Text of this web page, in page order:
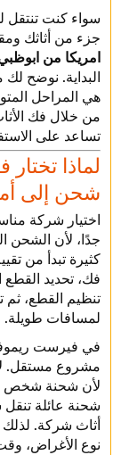
سواء كنت تنتقل
جزء من أثاثك
امريكا من
البداية. نوضح
هي المراحل
من خلال فك
تساعد على
لماذا
شحن إلى
اختيار شركة
جدًا، لأن الشحن
كثيرة تبدأ من
فك، تحديد القطع
تنظيم القطع، ثم
لمسافات طويلة.
في فيرست
مشروع مستقل. لا
لأن شحنة شخص
شحنة عائلة
أثاث شركة.
نوع الأغراض،